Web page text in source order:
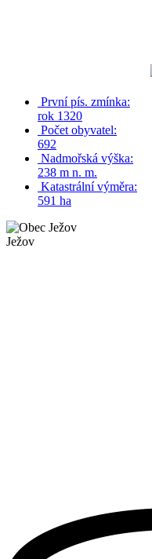
První pís. zmínka:
rok 1320
Počet obyvatel:
692
Nadmořská výška:
238 m n. m.
Katastrální výměra:
591 ha
Ježov